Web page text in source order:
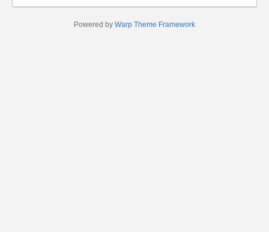
Powered by Warp Theme Framework